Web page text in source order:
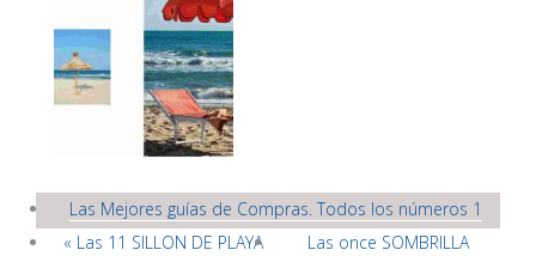
Las Mejores guías de Compras. Todos los números 1
« Las 11 SILLON DE PLAYA
Las once SOMBRILLA